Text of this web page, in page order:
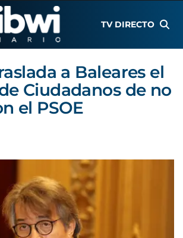
TV DIRECTO
a Baleares el
Ciudadanos de no
el PSOE